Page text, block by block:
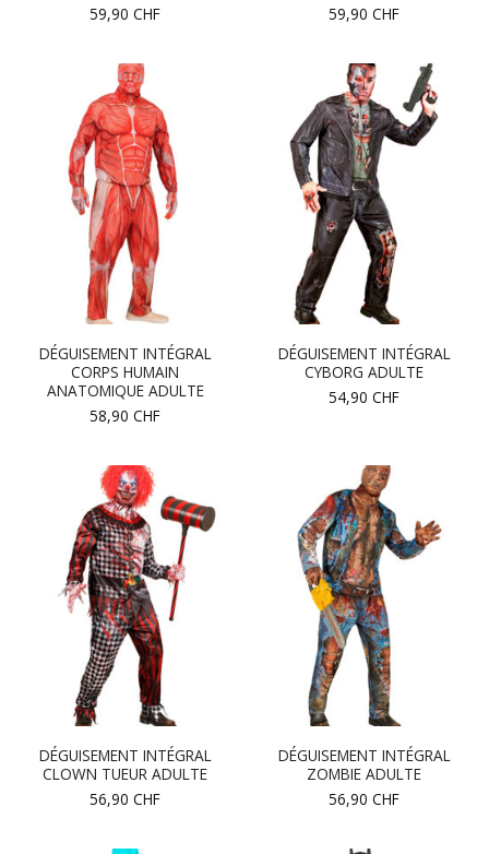
59,90 CHF
59,90 CHF
DÉGUISEMENT INTÉGRAL
CORPS HUMAIN
ANATOMIQUE ADULTE
58,90 CHF
DÉGUISEMENT INTÉGRAL
CYBORG ADULTE
54,90 CHF
DÉGUISEMENT INTÉGRAL
CLOWN TUEUR ADULTE
56,90 CHF
DÉGUISEMENT INTÉGRAL
ZOMBIE ADULTE
56,90 CHF